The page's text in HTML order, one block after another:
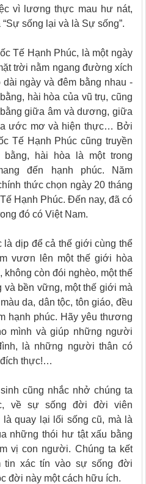
vì lương thực mau hư nát,
sống lại và là Sự sống”.
Tế Hạnh Phúc, là một ngày
trời nằm ngang đường xích
ngày và đêm bằng nhau -
hài hòa của vũ trụ, cũng
giữa âm và dương, giữa
ước mơ và hiện thực… Bởi
Tế Hạnh Phúc cũng truyền
hài hòa là một trong
đến hạnh phúc. Năm
thức chọn ngày 20 tháng
Hạnh Phúc. Đến nay, đã có
đó có Việt Nam.
là dịp để cả thế giới cùng thể
vươn lên một thế giới hòa
không còn đói nghèo, một thế
bền vững, một thế giới mà
da, dân tộc, tôn giáo, đều
hạnh phúc. Hãy yêu thương
mình và giúp những người
là những người thân có
đích thực!…
cũng nhắc nhở chúng ta
về sự sống đời đời viên
quay lại lối sống cũ, mà là
những thói hư tật xấu bằng
vị con người. Chúng ta kết
tin xác tín vào sự sống đời
đời này một cách hữu ích.